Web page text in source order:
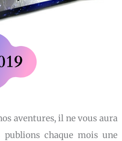
aventures, il ne vous aura
publions chaque mois une